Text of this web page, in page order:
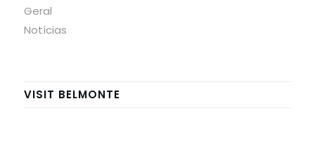
Geral
Notícias
VISIT BELMONTE